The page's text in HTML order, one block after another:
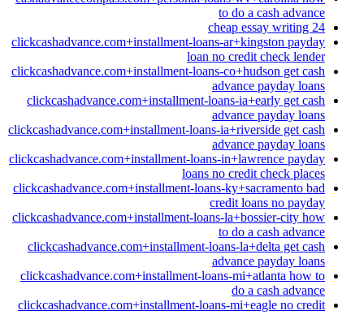
to do a cash advance
cheap essay writing 24
clickcashadvance.com+installment-loans-ar+kingston payday
loan no credit check lender
clickcashadvance.com+installment-loans-co+hudson get cash
advance payday loans
clickcashadvance.com+installment-loans-ia+early get cash
advance payday loans
clickcashadvance.com+installment-loans-ia+riverside get cash
advance payday loans
clickcashadvance.com+installment-loans-in+lawrence payday
loans no credit check places
clickcashadvance.com+installment-loans-ky+sacramento bad
credit loans no payday
clickcashadvance.com+installment-loans-la+bossier-city how
to do a cash advance
clickcashadvance.com+installment-loans-la+delta get cash
advance payday loans
clickcashadvance.com+installment-loans-mi+atlanta how to
do a cash advance
clickcashadvance.com+installment-loans-mi+eagle no credit